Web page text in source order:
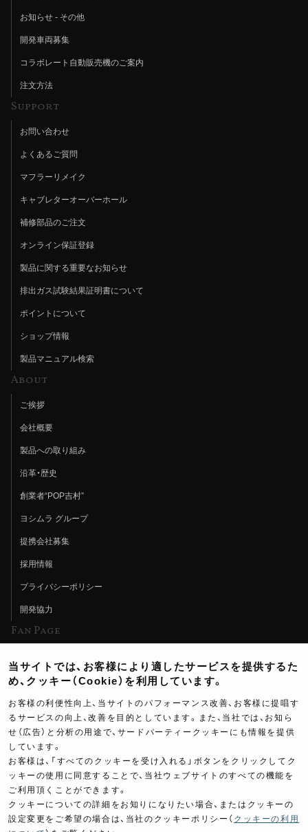
お知らせ - その他
開発車両募集
コラボレート自動販売機のご案内
注文方法
Support
お問い合わせ
よくあるご質問
マフラーリメイク
キャブレターオーバーホール
補修部品のご注文
オンライン保証登録
製品に関する重要なお知らせ
排出ガス試験結果証明書について
ポイントについて
ショップ情報
製品マニュアル検索
About
ご挨拶
会社概要
製品への取り組み
沿革・歴史
創業者“POP吉村”
ヨシムラ グループ
提携会社募集
採用情報
プライバシーポリシー
開発協力
Fan Page
ヨシムラTV
イベント情報
イベントスケジュール
ツーリングブレイクタイム
製品ポスター
当サイトでは、お客様により適したサービスを提供するた
め、クッキー（Cookie）を利用しています。
お客様の利便性向上、当サイトのパフォーマンス改善、お客様に提唱す
るサービスの向上、改善を目的としています。また、当社では、お知ら
せ（広告）と分析の用途で、サードパーティークッキーにも情報を提供
しています。
お客様は、「すべてのクッキーを受け入れる」ボタンをクリックしてク
ッキーの使用に同意することで、当社ウェブサイトのすべての機能を
ご利用頂くことができます。
クッキーについての詳細をお知りになりたい場合、またはクッキーの
設定変更をご希望の場合は、当社のクッキーポリシー（ クッキーの利用